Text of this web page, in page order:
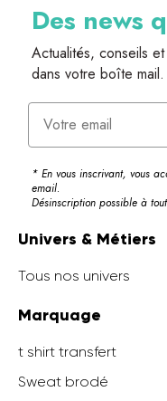
Des news
Actualités, conseils
dans votre boîte mail.
Email
* En vous inscrivant, vous
email.
Désinscription possible à
Univers & Métiers
Tous nos univers
Marquage
t shirt transfert
Sweat brodé